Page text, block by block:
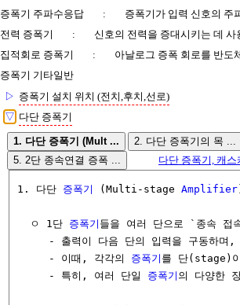
증폭기 주파수응답 :
증폭기가 입력 신호의 주
전력 증폭기 :
신호의 전력을 증대시키는 데
집적회로 증폭기 :
아날로그 증폭 회로를 반도
증폭기 기타일반
▷ 증폭기 설치 위치 (전치,후치,선로)
▽ 다단 증폭기
1. 다단 증폭기 (Mult ...
2. 다단 증폭기의 목 ...
5. 2단 종속연결 증폭 ...
다단 증폭기, 캐스
1. 다단 증폭기 (Multi-stage Amplifier
  ㅇ 1단
증폭기 들을 여러 단으로 `종속
- 출력이 다음 단의 입력을 구동하며,
     - 이때, 각각의
증폭기 를 단(stage)
     - 특히, 여러 단일
증폭기 의 다양한